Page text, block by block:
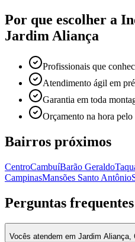
Por que escolher a
Jardim Aliança
Profissionais que
Atendimento ágil em
Garantia em toda
Orçamento na hora
Bairros próximos
CentroCambuíBarão Geraldo
CampinasMansões Santo Antônio
Perguntas
Vocês atendem em Jardim Aliança,